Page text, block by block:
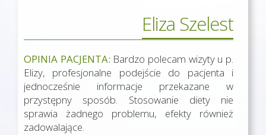
Eliza Szelest
OPINIA PACJENTA: Bardzo polecam wizyty u p.
Elizy, profesjonalne podejście do pacjenta i
jednocześnie informacje przekazane w
przystępny sposób. Stosowanie diety nie
sprawia żadnego problemu, efekty również
zadowalające.